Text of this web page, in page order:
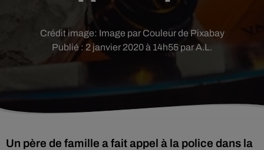
Publié : 2 janvier 2020 à 14h55 par A.L.
Crédit image: Image par Couleur de Pixabay
Un père de famille a fait appel à la police dans la